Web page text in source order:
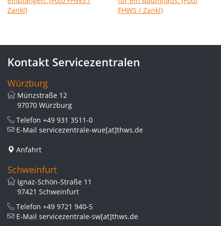
Kontakt Servicezentralen
Würzburg
Münzstraße 12
97070 Würzburg
Telefon +49 931 3511-0
E-Mail servicezentrale-wue[at]thws.de
Anfahrt
Schweinfurt
Ignaz-Schön-Straße 11
97421 Schweinfurt
Telefon +49 9721 940-5
E-Mail servicezentrale-sw[at]thws.de